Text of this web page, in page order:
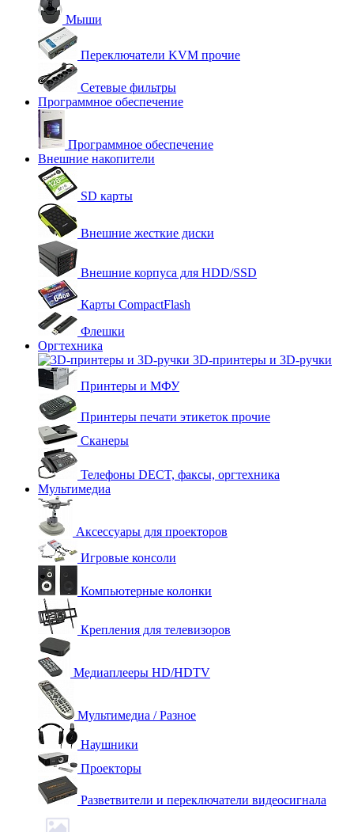
Мыши
Переключатели KVM прочие
Сетевые фильтры
Программное обеспечение
Программное обеспечение
Внешние накопители
SD карты
Внешние жесткие диски
Внешние корпуса для HDD/SSD
Карты CompactFlash
Флешки
Оргтехника
3D-принтеры и 3D-ручки
Принтеры и МФУ
Принтеры печати этикеток прочие
Сканеры
Телефоны DECT, факсы, оргтехника
Мультимедиа
Аксессуары для проекторов
Игровые консоли
Компьютерные колонки
Крепления для телевизоров
Медиаплееры HD/HDTV
Мультимедиа / Разное
Наушники
Проекторы
Разветвители и переключатели видеосигнала